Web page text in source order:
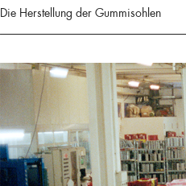
Die Herstellung der Gummisohlen